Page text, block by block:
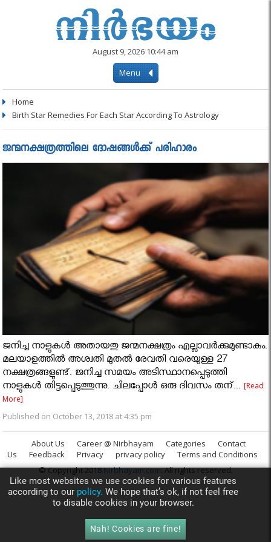
August 9, 2026 10:44 am
Menu
Home
Birth Star Remedies For Each Star According To Astrology
ജന്മനക്ഷത്രത്തിലെ ദോഷങ്ങൾക്ക് പരിഹാരം
ജനിച്ച നാളുകള്‍ അതായതു ജന്മനക്ഷത്രം എല്ലാവര്‍ക്കുമുണ്ടാകും.
മലയാളത്തില്‍ അശ്വതി മുതല്‍ രേവതി വരെയുള്ള 27
നക്ഷത്രങ്ങളുണ്ട്. ജനിച്ച സമയം അടിസ്ഥാനപ്പെടുത്തി
നാളുകള്‍ തിട്ടപ്പെടുത്തുന്നു. ചിലപ്പോള്‍ ഒരു ദിവസം തന്...[Read
More]
Published on October 13, 2018 at 4:35 pm
About Us Career @ Nirbhayam Categories
Contact
Us
Feedback Privacy privacy policy
Terms and Conditions
© Copyright 2018Nirbhayam.com. All rights reserved.
Like most websites we use cookies for various features
according to our policy. We hope that’s ok, if not feel free
to disable cookies in your browser.
Nah! Cookies are fine!